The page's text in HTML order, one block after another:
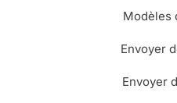
Modèles
Envoyer
Envoyer